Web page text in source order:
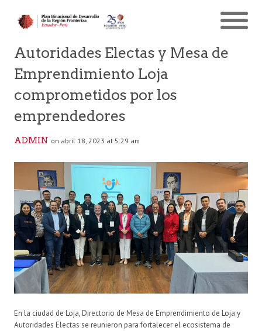
Autoridades Electas y Mesa de
Emprendimiento Loja
comprometidos por los
emprendedores
ADMIN on abril 18, 2023 at 5:29 am
En la ciudad de Loja, Directorio de Mesa de Emprendimiento de Loja y
Autoridades Electas se reunieron para fortalecer el ecosistema de